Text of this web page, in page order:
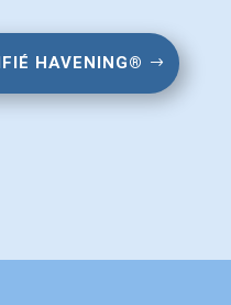
HAVENING®